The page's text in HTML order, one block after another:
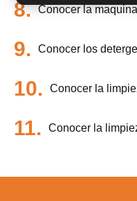
8. Conocer la
9. Conocer los
10. Conocer la
11. Conocer la